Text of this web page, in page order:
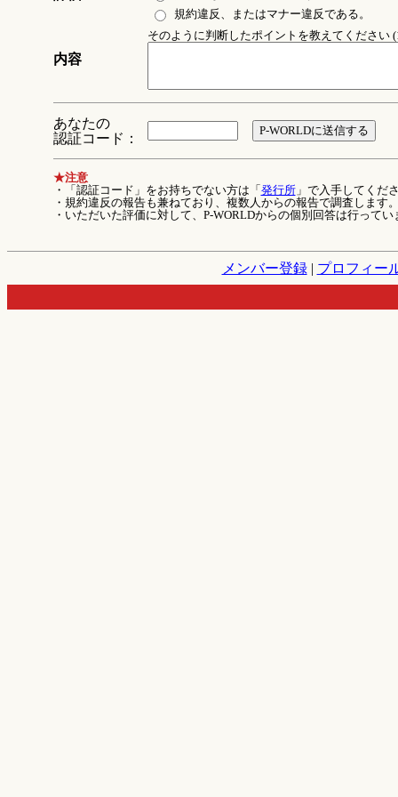
規約違反、またはマナー違反である。
内容
そのように判断したポイントを教えてください
あなたの
認証コード：
★注意
・「認証コード」をお持ちでない方は「 発行所」で入手してくだ
・規約違反の報告も兼ねており、複数人からの報告で調査します
・いただいた評価に対して、P-WORLDからの個別回答は行ってい
メンバー登録| プロフィー